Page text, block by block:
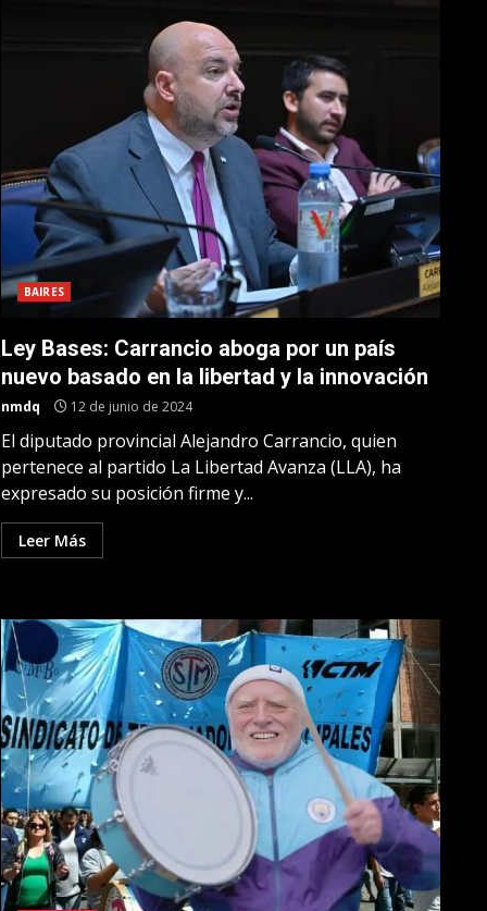
BAIRES
Ley Bases: Carrancio aboga por un país
nuevo basado en la libertad y la innovación
nmdq 12 de junio de 2024
El diputado provincial Alejandro Carrancio, quien
pertenece al partido La Libertad Avanza (LLA), ha
expresado su posición firme y...
Leer Más